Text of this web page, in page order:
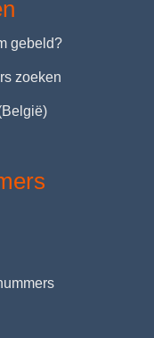
gebeld?
zoeken